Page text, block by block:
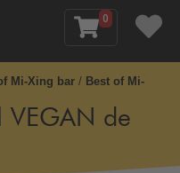
0
Mi-Xing bar / Best of Mi-
VEGAN de